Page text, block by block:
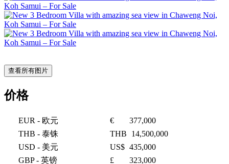
查看所有图片
价格
EUR - 欧元 €
377,000
THB - 泰铢 THB
14,500,000
USD - 美元 US$ 435,000
GBP- 英镑 £
323,000